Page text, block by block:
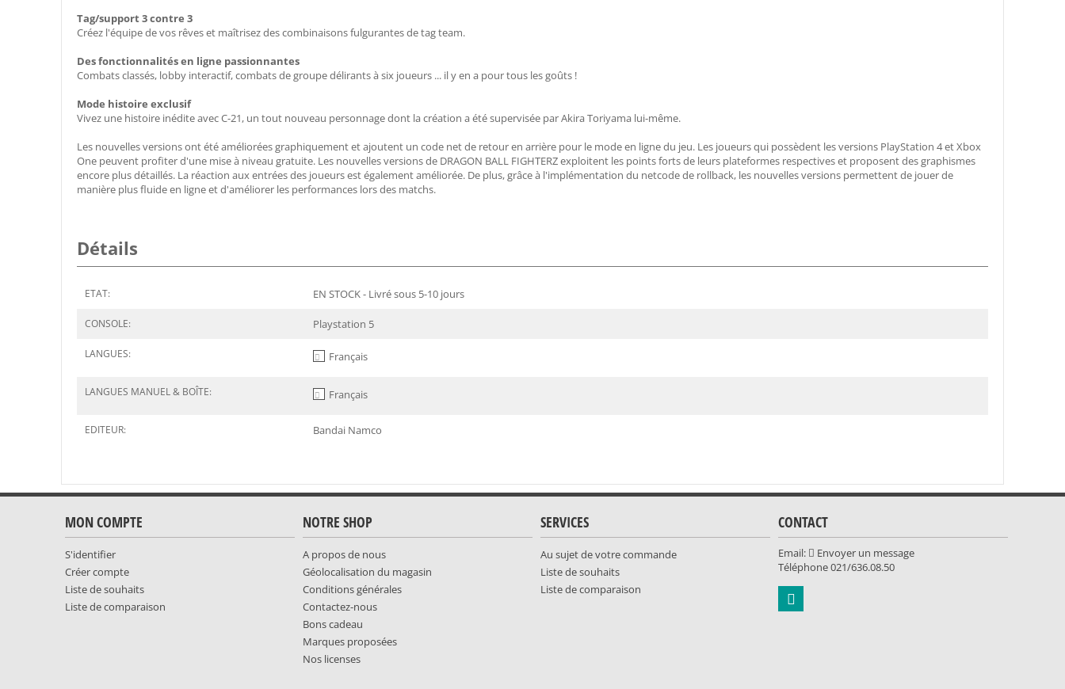
Tag/support 3 contre 3
Créez l'équipe de vos rêves et maîtrisez des combinaisons fulgurantes de tag team.
Des fonctionnalités en ligne passionnantes
Combats classés, lobby interactif, combats de groupe délirants à six joueurs ... il y en a pour tous les goûts !
Mode histoire exclusif
Vivez une histoire inédite avec C-21, un tout nouveau personnage dont la création a été supervisée par Akira Toriyama lui-même.
Les nouvelles versions ont été améliorées graphiquement et ajoutent un code net de retour en arrière pour le mode en ligne du jeu. Les joueurs qui possèdent les versions PlayStation 4 et Xbox
One peuvent profiter d'une mise à niveau gratuite. Les nouvelles versions de DRAGON BALL FIGHTERZ exploitent les points forts de leurs plateformes respectives et proposent des graphismes
encore plus détaillés. La réaction aux entrées des joueurs est également améliorée. De plus, grâce à l'implémentation du netcode de rollback, les nouvelles versions permettent de jouer de
manière plus fluide en ligne et d'améliorer les performances lors des matchs.
Détails
ETAT: EN STOCK - Livré sous 5-10 jours
CONSOLE: Playstation 5
LANGUES: Français
LANGUES MANUEL & BOÎTE: Français
EDITEUR: Bandai Namco
MON COMPTE
S'identifier
Créer compte
Liste de souhaits
Liste de comparaison
NOTRE SHOP
A propos de nous
Géolocalisation du magasin
Conditions générales
Contactez-nous
Bons cadeau
Marques proposées
Nos licenses
SERVICES
Au sujet de votre commande
Liste de souhaits
Liste de comparaison
CONTACT
Email:
Envoyer un message
Téléphone021/636.08.50